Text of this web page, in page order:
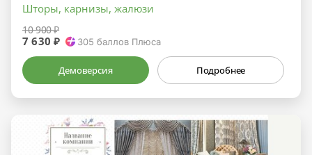
Шторы, карнизы, жалюзи
10 900 ₽
7 630 ₽ 305 баллов Плюса
Демоверсия Подробнее